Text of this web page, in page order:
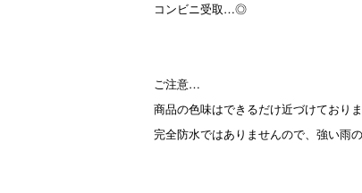
コンビニ受取…◎
ご注意…
商品の色味はできるだけ近づけており
完全防水ではありませんので、強い雨